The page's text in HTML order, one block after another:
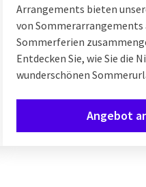
Arrangements bieten
von Sommerarrangements
Sommerferien
Entdecken Sie, wie Sie die
wunderschönen
Angebot